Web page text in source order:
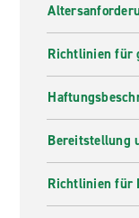
Richtlinien für
Bereitstellung
Richtlinien für